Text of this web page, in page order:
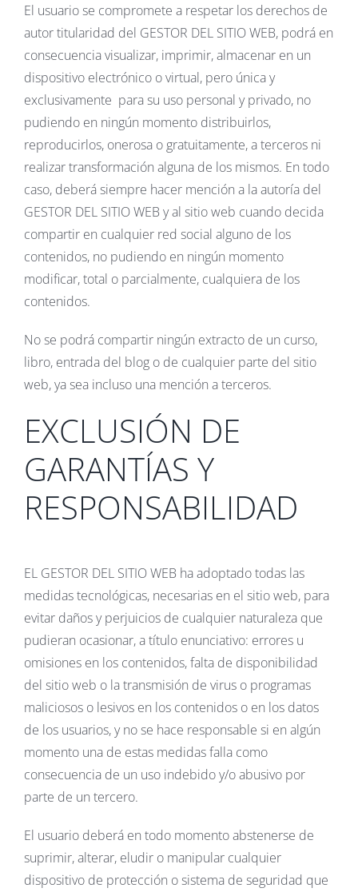
El usuario se compromete a respetar los derechos de
autor titularidad del GESTOR DEL SITIO WEB, podrá en
consecuencia visualizar, imprimir, almacenar en un
dispositivo electrónico o virtual, pero única y
exclusivamente para su uso personal y privado, no
pudiendo en ningún momento distribuirlos,
reproducirlos, onerosa o gratuitamente, a terceros ni
realizar transformación alguna de los mismos. En todo
caso, deberá siempre hacer mención a la autoría del
GESTOR DEL SITIO WEB y al sitio web cuando decida
compartir en cualquier red social alguno de los
contenidos, no pudiendo en ningún momento
modificar, total o parcialmente, cualquiera de los
contenidos.
No se podrá compartir ningún extracto de un curso,
libro, entrada del blog o de cualquier parte del sitio
web, ya sea incluso una mención a terceros.
EXCLUSIÓN DE
GARANTÍAS Y
RESPONSABILIDAD
EL GESTOR DEL SITIO WEB ha adoptado todas las
medidas tecnológicas, necesarias en el sitio web, para
evitar daños y perjuicios de cualquier naturaleza que
pudieran ocasionar, a título enunciativo: errores u
omisiones en los contenidos, falta de disponibilidad
del sitio web o la transmisión de virus o programas
maliciosos o lesivos en los contenidos o en los datos
de los usuarios, y no se hace responsable si en algún
momento una de estas medidas falla como
consecuencia de un uso indebido y/o abusivo por
parte de un tercero.
El usuario deberá en todo momento abstenerse de
suprimir, alterar, eludir o manipular cualquier
dispositivo de protección o sistema de seguridad que